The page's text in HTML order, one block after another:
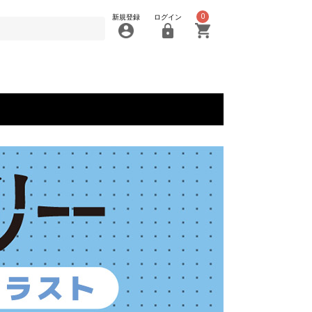
新規登録 ログイン 0